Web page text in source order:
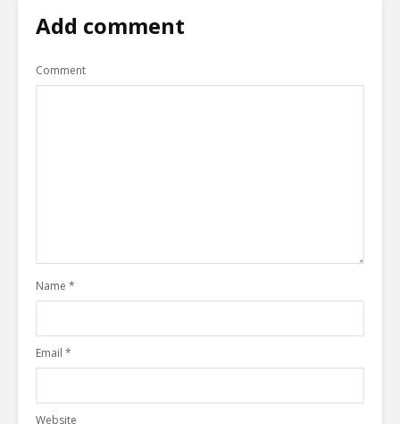
Add comment
Comment
Name *
Email *
Website